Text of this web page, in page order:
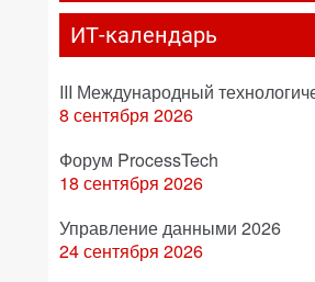
ИТ-календарь
III Международный
8 сентября 2026
Форум ProcessTech
18 сентября 2026
Управление данными 2026
24 сентября 2026